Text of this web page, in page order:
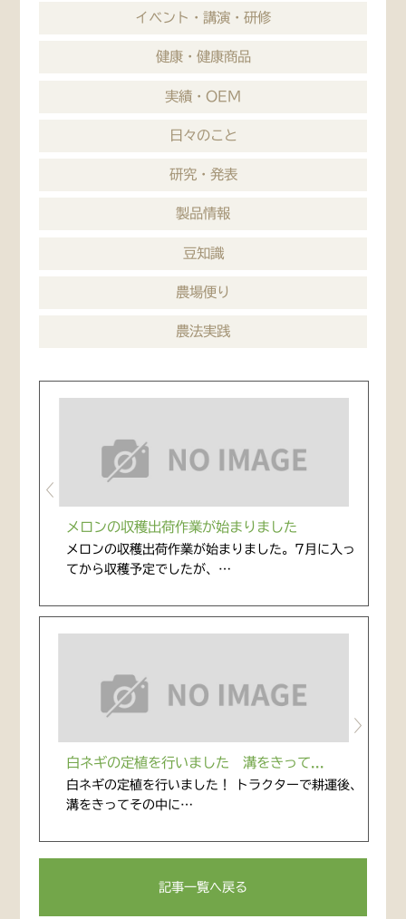
イベント・講演・研修
健康・健康商品
実績・OEM
日々のこと
研究・発表
製品情報
豆知識
農場便り
農法実践
メロンの収穫出荷作業が始まりました
メロンの収穫出荷作業が始まりました。7月に入っ
てから収穫予定でしたが、…
白ネギの定植を行いました 溝をきって...
白ネギの定植を行いました！ トラクターで耕運後、
溝をきってその中に…
記事一覧へ戻る